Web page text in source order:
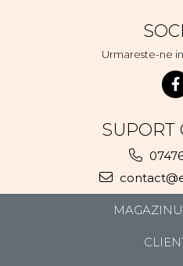
Urmareste-ne
SUPORT